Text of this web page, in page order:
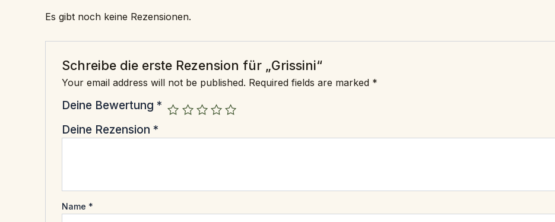
Es gibt noch keine Rezensionen.
Schreibe die erste Rezension für „Grissini“
Your email address will not be published. Required fields are marked *
Deine Bewertung *
Deine Rezension *
Name *